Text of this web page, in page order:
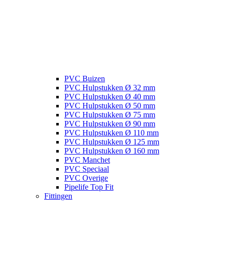
PVC Buizen
PVC Hulpstukken Ø 32 mm
PVC Hulpstukken Ø 40 mm
PVC Hulpstukken Ø 50 mm
PVC Hulpstukken Ø 75 mm
PVC Hulpstukken Ø 90 mm
PVC Hulpstukken Ø 110 mm
PVC Hulpstukken Ø 125 mm
PVC Hulpstukken Ø 160 mm
PVC Manchet
PVC Speciaal
PVC Overige
Pipelife Top Fit
Fittingen